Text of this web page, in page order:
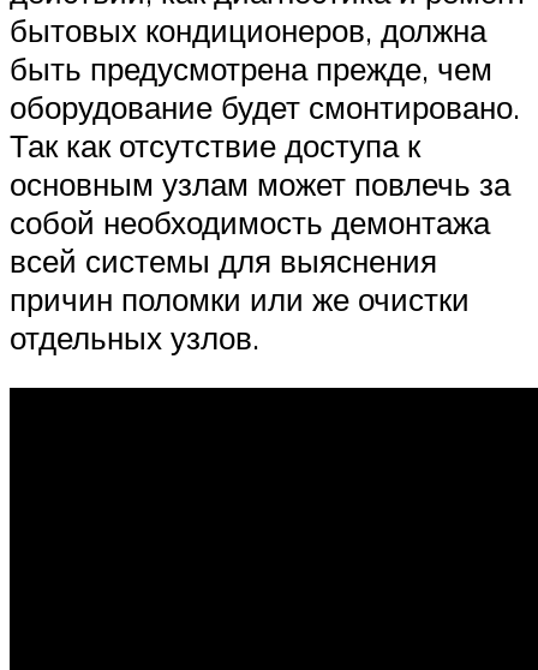
бытовых кондиционеров, должна
быть предусмотрена прежде, чем
оборудование будет смонтировано.
Так как отсутствие доступа к
основным узлам может повлечь за
собой необходимость демонтажа
всей системы для выяснения
причин поломки или же очистки
отдельных узлов.